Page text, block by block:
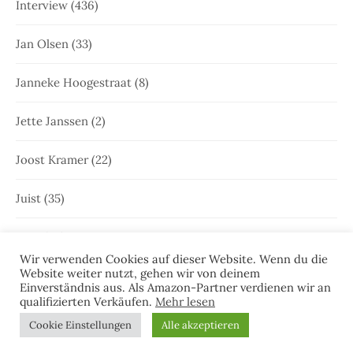
Interview (436)
Jan Olsen (33)
Janneke Hoogestraat (8)
Jette Janssen (2)
Joost Kramer(22)
Juist (35)
(46)
Julia Brunjes(171)
Katalog(1)
Wir verwenden Cookies auf dieser Website. Wenn du die
Website weiter nutzt, gehen wir von deinem
Einverständnis aus. Als Amazon-Partner verdienen wir an
qualifizierten Verkäufen. Mehr lesen
Cookie Einstellungen Alle akzeptieren